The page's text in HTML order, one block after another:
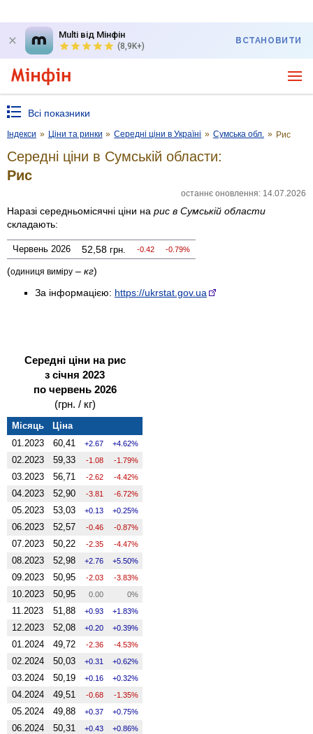
Multi від Мінфін
(8,9K+)
ВСТАНОВИТИ
Всі показники
Індекси » Ціни та ринки » Середні ціни в Україні » Сумська обл. » Рис
Середні ціни в Сумській области:
Рис
останнє оновлення: 14.07.2026
Наразі середньомісячні ціни на рис в Сумській области
складають:
Червень 2026 52,58 грн. -0.42 -0.79%
(одиниця виміру – кг)
За інформацією: https://ukrstat.gov.ua
Середні ціни на рис
з січня 2023
по червень 2026
(грн. / кг)
Місяць
Ціна
01.2023
60,41 2.67 4.62%
02.2023 59,33 -1.08 -1.79%
03.2023 56,71 -2.62 -4.42%
04.2023 52,90 -3.81 -6.72%
05.2023 53,03 0.13 0.25%
06.2023 52,57 -0.46 -0.87%
07.2023 50,22 -2.35 -4.47%
08.2023 52,98 2.76 5.50%
09.2023 50,95 -2.03 -3.83%
10.2023 50,95 0.00 0%
11.2023 51,88 0.93 1.83%
12.2023 52,08 0.20 0.39%
01.2024 49,72 -2.36 -4.53%
02.2024 50,03 0.31 0.62%
03.2024 50,19 0.16 0.32%
04.2024 49,51 -0.68 -1.35%
05.2024 49,88 0.37 0.75%
06.2024 50,31 0.43 0.86%